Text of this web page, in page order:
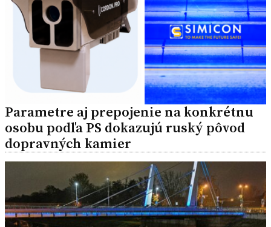
Parametre aj prepojenie na konkrétnu
osobu podľa PS dokazujú ruský pôvod
dopravných kamier